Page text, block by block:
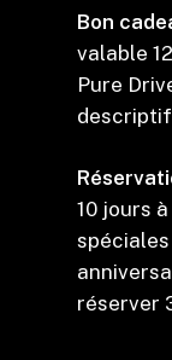
Bon
valable
Pure
descriptif
10 jours
réserver